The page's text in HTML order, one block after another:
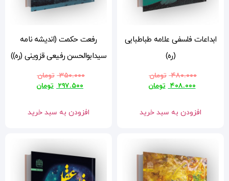
رفعت حکمت (اندیشه نامه
سیدابوالحسن رفیعی قزوینی (ره))
۳۵۰.۰۰۰ تومان
۲۹۷.۵۰۰ تومان
افزودن به سبد خرید